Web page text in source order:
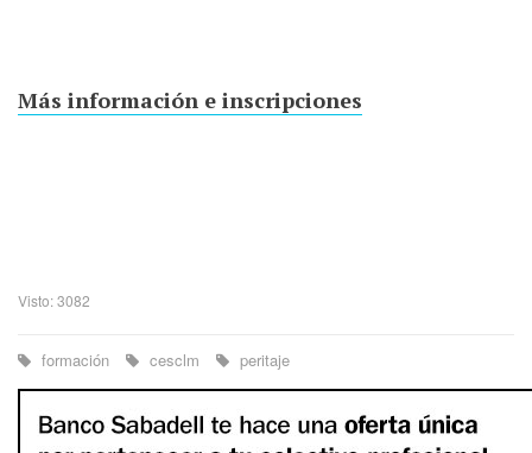
Más información e inscripciones
Visto: 3082
formación cesclm peritaje